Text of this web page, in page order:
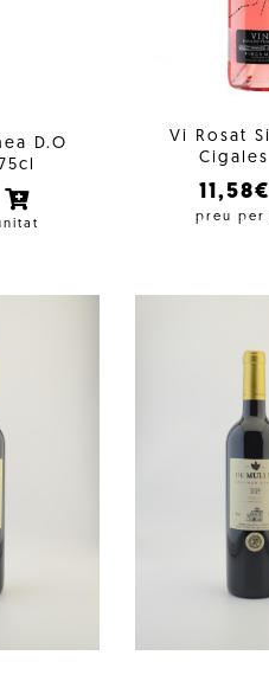
D.O
Vi Rosat
Cigales
11,58€
preu per